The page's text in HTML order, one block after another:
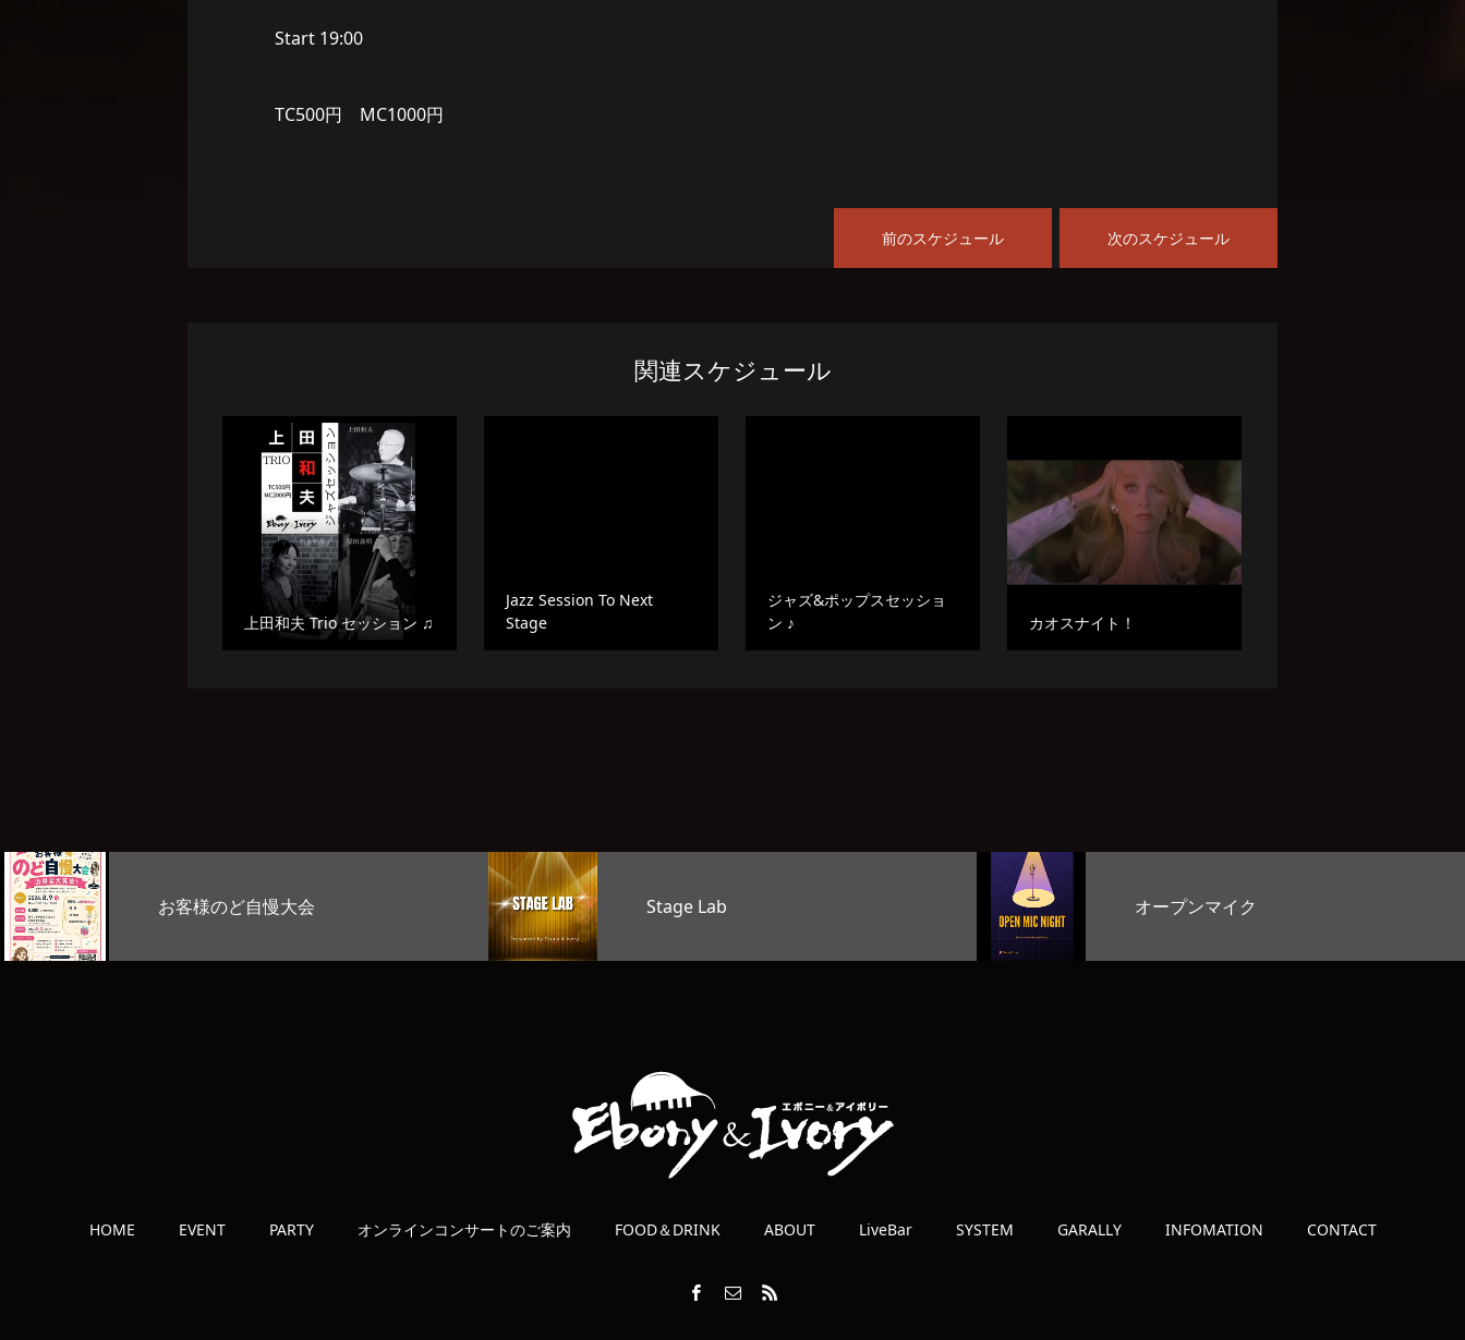
Start 19:00
TC500円 MC1000円
前のスケジュール 次のスケジュール
関連スケジュール
上田和夫 Trio セッション ♫
Jazz Session To Next
Stage
ジャズ&ポップスセッショ
ン ♪
カオスナイト！
Stage Lab BAR営業
HOME EVENT PARTY オンラインコンサートのご案内 FOOD＆DRINK ABOUT LiveBar SYSTEM GARALLY INFOMATION CONTACT